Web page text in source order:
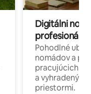
Digitálni
profesionáli
Pohodlné
nomádov a
pracujúcich
a
priestormi.